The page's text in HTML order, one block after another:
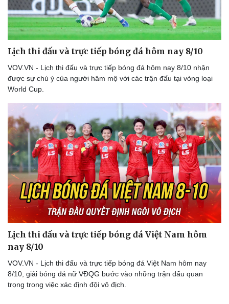
Thể thao
Bóng đá
Thế giới thể thao
eSports
Hậu trường
Ô tô - Xe máy
Ô tô
Tư vấn
Lịch thi đấu và trực tiếp bóng đá hôm nay 8/10
VOV.VN - Lịch thi đấu và trực tiếp bóng đá hôm nay 8/10 nhận
được sự chú ý của người hâm mộ với các trận đấu tại vòng loại
World Cup.
Lịch thi đấu và trực tiếp bóng đá Việt Nam hôm
nay 8/10
VOV.VN - Lịch thi đấu và trực tiếp bóng đá Việt Nam hôm nay
8/10, giải bóng đá nữ VĐQG bước vào những trận đấu quan
trọng trong việc xác định đội vô địch.